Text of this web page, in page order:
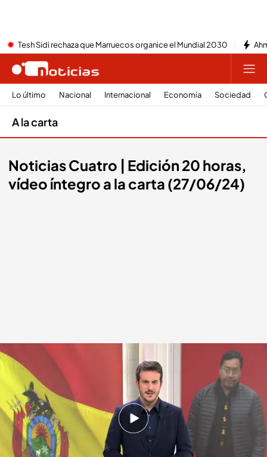
Tesh Sidi rechaza que Marruecos organice el Mundial 2030
Lo último Nacional Internacional Economía Sociedad
A la carta
Noticias Cuatro | Edición 20 horas,
vídeo íntegro a la carta (27/06/24)
Las noticias, de la mano de Diego Losada
Redacción digital Noticias Cuatro
27 JUN 2024 - 22:28h.
Analizamos los instantes en los que acabaron
con el intento de golpe de Estado en Bolivia